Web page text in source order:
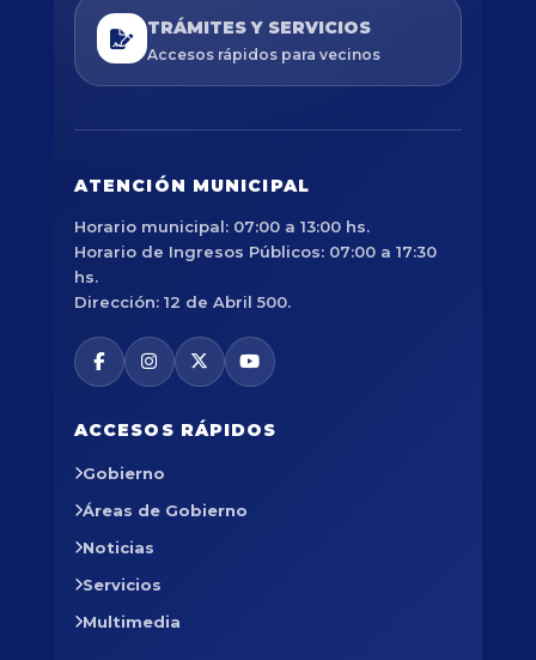
TRÁMITES Y SERVICIOS
Accesos rápidos para vecinos
ATENCIÓN MUNICIPAL
Horario municipal: 07:00 a 13:00 hs.
Horario de Ingresos Públicos: 07:00 a 17:30
hs.
Dirección: 12 de Abril 500.
ACCESOS RÁPIDOS
Gobierno
Áreas de Gobierno
Noticias
Servicios
Multimedia